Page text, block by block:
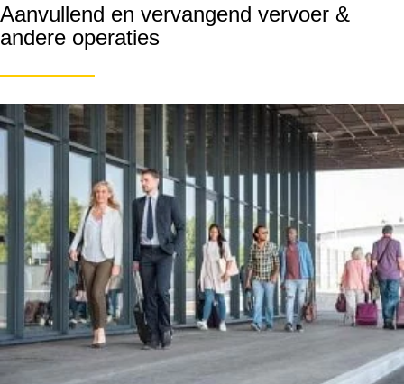
Aanvullend en vervangend vervoer &
andere operaties